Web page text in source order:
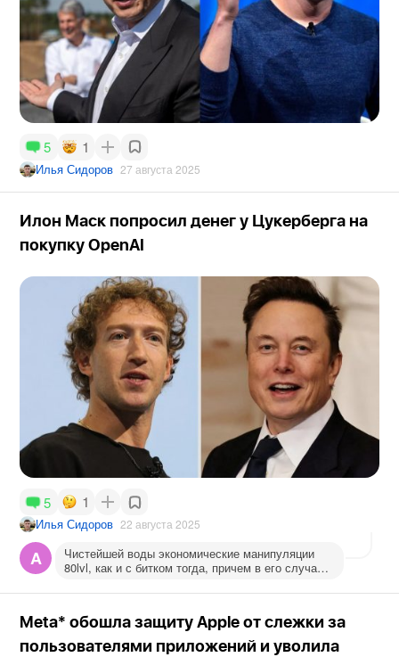
5 1
Илья Сидоров 27 августа 2025
Илон Маск попросил денег у Цукерберга на
покупку OpenAI
5 1
Илья Сидоров 22 августа 2025
A
Чистейшей воды экономические манипуляции
80lvl, как и с битком тогда, причем в его случае
Meta* обошла защиту Apple от слежки за
пользователями приложений и уволила